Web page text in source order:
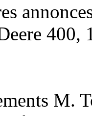
400,
M.